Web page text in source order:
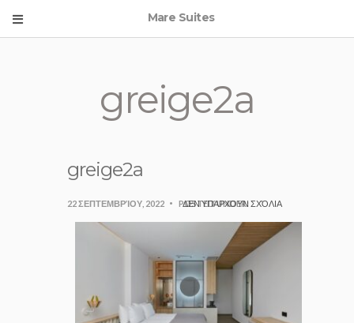
Mare Suites
greige2a
greige2a
22 ΣΕΠΤΕΜΒΡΊΟΥ, 2022 POSTED UNDER:
ΔΕΝ ΥΠΆΡΧΟΥΝ ΣΧΌΛΙΑ